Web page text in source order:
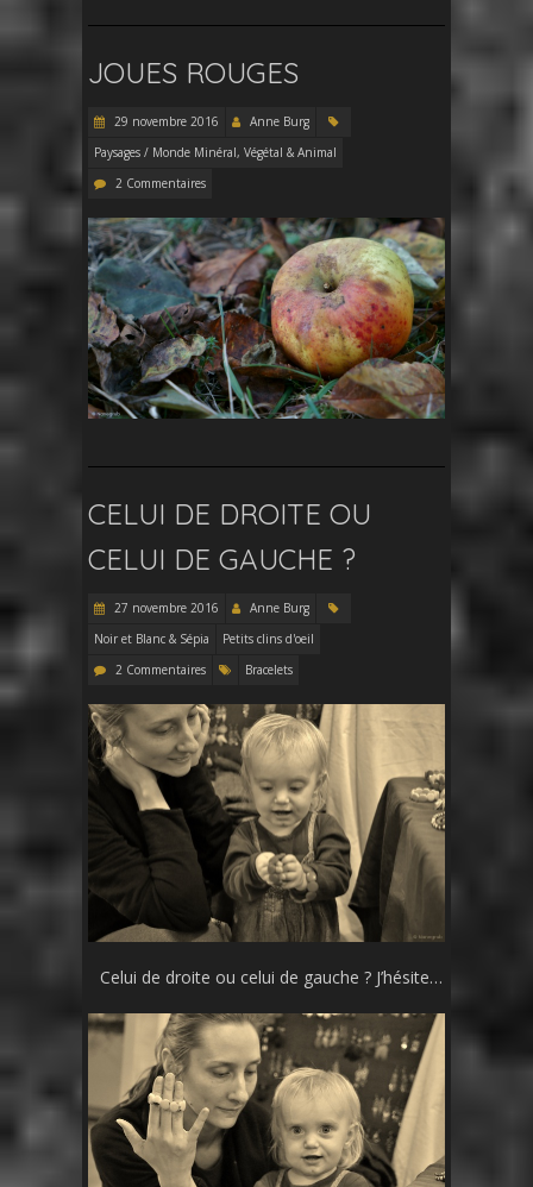
JOUES ROUGES
29 novembre 2016
Anne Burg
Paysages / Monde Minéral, Végétal & Animal
2 Commentaires
CELUI DE DROITE OU
CELUI DE GAUCHE ?
27 novembre 2016
Anne Burg
Noir et Blanc & Sépia
Petits clins d'oeil
2 Commentaires
Bracelets
Celui de droite ou celui de gauche ? J’hésite…